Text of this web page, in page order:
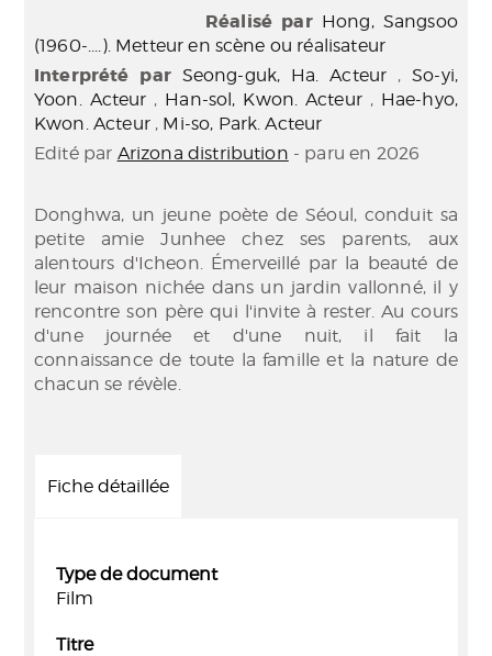
Réalisé par Hong, Sangsoo
(1960-....). Metteur en scène ou réalisateur
Interprété par Seong-guk, Ha. Acteur ,So-yi,
Yoon. Acteur , Han-sol, Kwon. Acteur, Hae-hyo,
Kwon. Acteur, Mi-so, Park. Acteur
Edité par Arizona distribution - paru en 2026
Donghwa, un jeune poète de Séoul, conduit sa
petite amie Junhee chez ses parents, aux
alentours d'Icheon. Émerveillé par la beauté de
leur maison nichée dans un jardin vallonné, il y
rencontre son père qui l'invite à rester. Au cours
d'une journée et d'une nuit, il fait la
connaissance de toute la famille et la nature de
chacun se révèle.
Fiche détaillée
Type de document
Film
Titre